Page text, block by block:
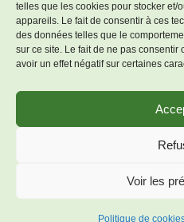
telles que les cookies pour stocker et/
appareils. Le fait de consentir à ces
des données telles que le
sur ce site. Le fait de ne pas
avoir un effet négatif sur certaines
Voir les
Politique de
© 2026 Bienvenue à Salles-
Kadence WP